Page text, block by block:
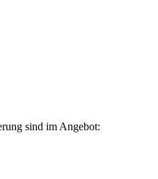
sind im Angebot: